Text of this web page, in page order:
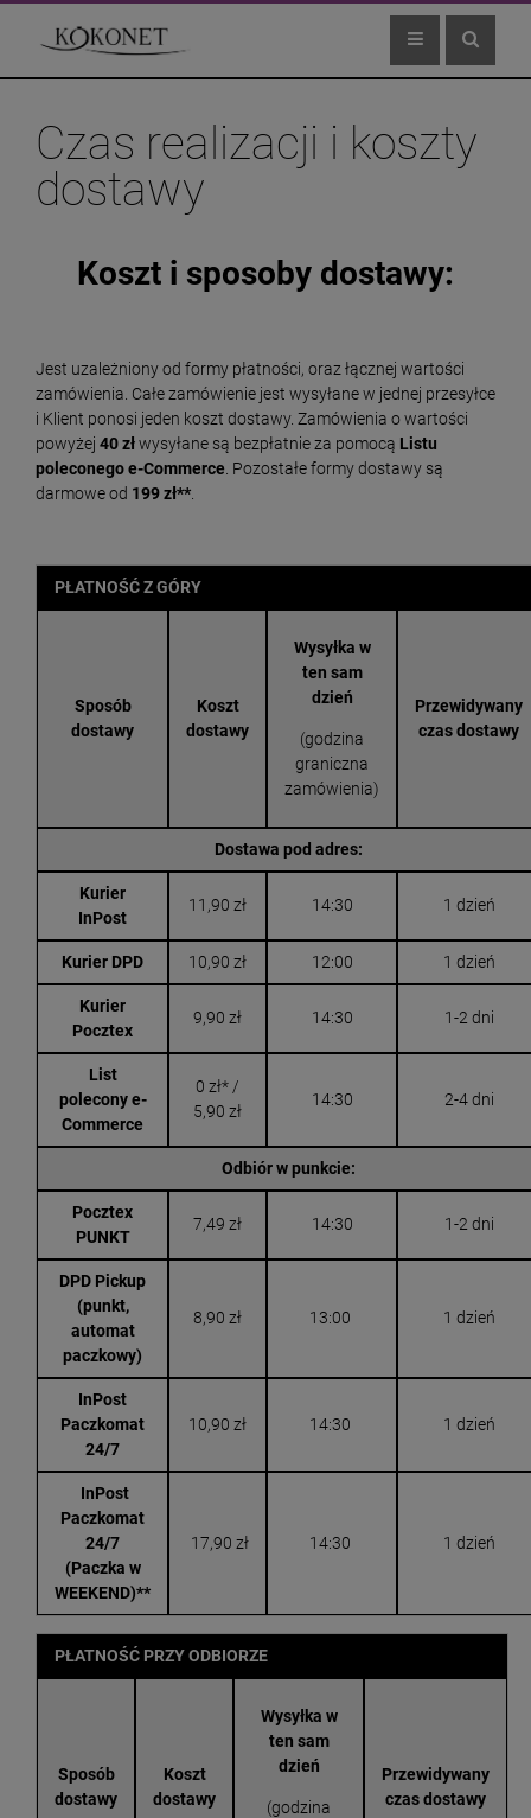
Czas realizacji i koszty
dostawy
Koszt i sposoby dostawy:
Jest uzależniony od formy płatności, oraz łącznej wartości
zamówienia. Całe zamówienie jest wysyłane w jednej przesyłce
i Klient ponosi jeden koszt dostawy. Zamówienia o wartości
powyżej 40 złwysyłane są bezpłatnie za pomocą Listu
poleconego e-Commerce . Pozostałe formy dostawy są
darmowe od 199 zł**
PŁATNOŚĆ Z GÓRY
Sposób
dostawy
Koszt
dostawy
Wysyłka w
ten sam
dzień
(godzina
graniczna
zamówienia)
Przewidywany
czas dostawy
Dostawa pod adres:
Kurier
InPost
11,90 zł 14:30 1 dzień
Kurier DPD 10,90 zł 12:00 1 dzień
Kurier
Pocztex
9,90 zł 14:30 1-2 dni
List
polecony e-
Commerce
0 zł* /
5,90 zł
14:30 2-4 dni
Odbiór w punkcie:
Pocztex
PUNKT
7,49 zł 14:30 1-2 dni
DPD Pickup
(punkt,
automat
paczkowy)
8,90 zł 13:00 1 dzień
InPost
Paczkomat
24/7
10,90 zł 14:30 1 dzień
InPost
Paczkomat
24/7
(Paczka w
WEEKEND)**
17,90 zł 14:30 1 dzień
PŁATNOŚĆ PRZY ODBIORZE
Sposób
dostawy
Koszt
dostawy
Wysyłka w
ten sam
dzień
(godzina
Przewidywany
czas dostawy